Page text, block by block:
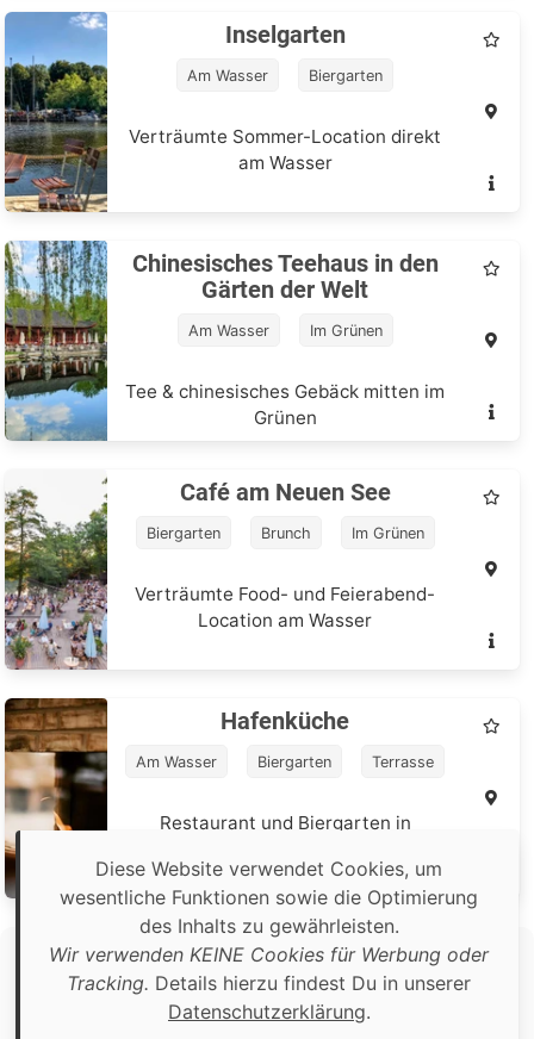
Inselgarten
Am Wasser
Biergarten
Verträumte Sommer-Location direkt
am Wasser
Chinesisches Teehaus in den
Gärten der Welt
Am Wasser Im Grünen
Tee & chinesisches Gebäck mitten im
Grünen
Café am Neuen See
Biergarten Brunch Im Grünen
Verträumte Food- und Feierabend-
Location am Wasser
Hafenküche
Am Wasser Biergarten Terrasse
Restaurant und Biergarten in
Diese Website verwendet Cookies, um
wesentliche Funktionen sowie die Optimierung
des Inhalts zu gewährleisten.
Wir verwenden KEINE Cookies für Werbung oder
Tracking. Details hierzu findest Du in unserer
Datenschutzerklärung.
Copyright © 2026 Food Adventures Berlin
Software, Content sowie Bildmaterial wurden, sofern nicht
anders angegeben, von Food Adventures Berlin erstellt.